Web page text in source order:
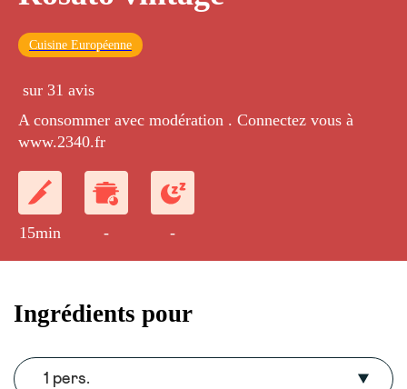
Cuisine Européenne
sur 31 avis
A consommer avec modération . Connectez vous à
www.2340.fr
15min - -
Ingrédients pour
1 pers.